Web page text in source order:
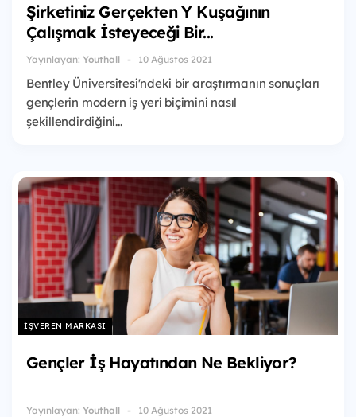
Şirketiniz Gerçekten Y Kuşağının
Çalışmak İsteyeceği Bir...
Yayınlayan: Youthall 10 Ağustos 2021
Bentley Üniversitesi'ndeki bir araştırmanın sonuçları
gençlerin modern iş yeri biçimini nasıl
şekillendirdiğini...
İŞVEREN MARKASI
Gençler İş Hayatından Ne Bekliyor?
Yayınlayan: Youthall 10 Ağustos 2021